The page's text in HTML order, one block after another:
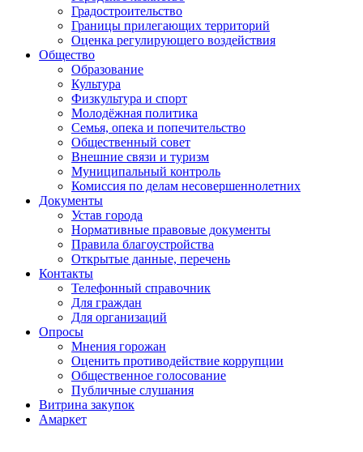
Градостроительство
Границы прилегающих территорий
Оценка регулирующего воздействия
Общество
Образование
Культура
Физкультура и спорт
Молодёжная политика
Семья, опека и попечительство
Общественный совет
Внешние связи и туризм
Муниципальный контроль
Комиссия по делам несовершеннолетних
Документы
Устав города
Нормативные правовые документы
Правила благоустройства
Открытые данные, перечень
Контакты
Телефонный справочник
Для граждан
Для организаций
Опросы
Мнения горожан
Оценить противодействие коррупции
Общественное голосование
Публичные слушания
Витрина закупок
Амаркет